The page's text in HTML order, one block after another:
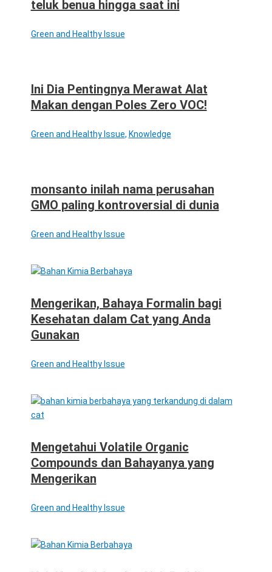
teluk benua hingga saat ini
Green and Healthy Issue
Ini Dia Pentingnya Merawat Alat
Makan dengan Poles Zero VOC!
Green and Healthy Issue, Knowledge
monsanto inilah nama perusahan
GMO paling kontroversial di dunia
Green and Healthy Issue
Mengerikan, Bahaya Formalin bagi
Kesehatan dalam Cat yang Anda
Gunakan
Green and Healthy Issue
Mengetahui Volatile Organic
Compounds dan Bahayanya yang
Mengerikan
Green and Healthy Issue